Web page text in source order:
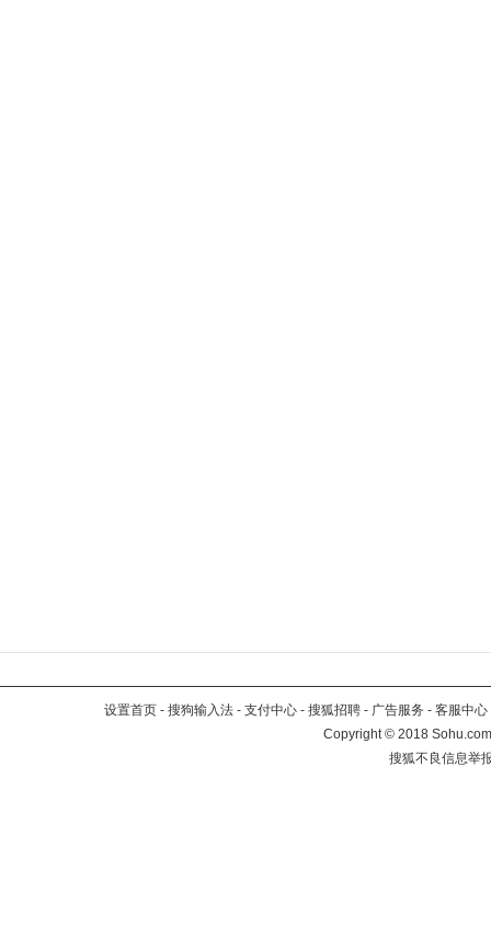
设置首页 - 搜狗输入法 - 支付中心 - 搜狐招聘 - 广告服务 - 客服中心
Copyright©2018
搜狐不良信息举